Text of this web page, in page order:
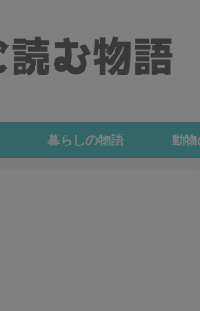
暮らしの物語 動